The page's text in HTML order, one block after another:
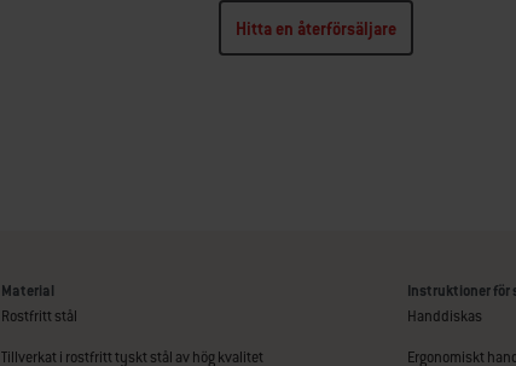
Hitta en återförsäljare
Material
Rostfritt stål
Instruktioner för
Handdiskas
Tillverkat i rostfritt tyskt stål av hög kvalitet Ergonomiskt